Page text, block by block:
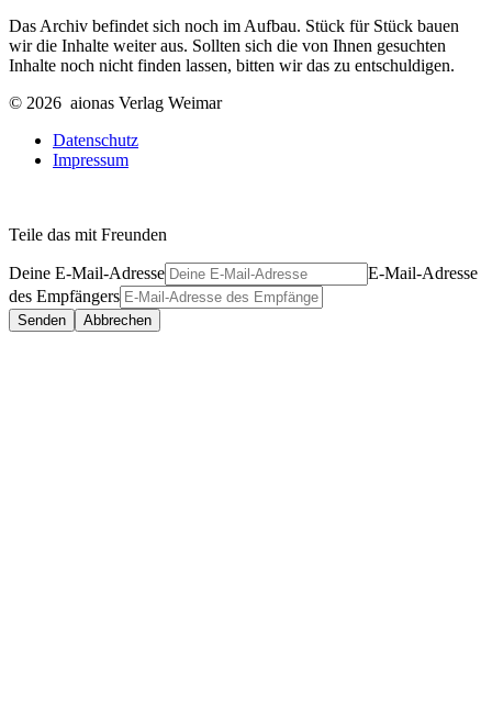
Das Archiv befindet sich noch im Aufbau. Stück für Stück bauen
wir die Inhalte weiter aus. Sollten sich die von Ihnen gesuchten
Inhalte noch nicht finden lassen, bitten wir das zu entschuldigen.
© 2026 aionas Verlag Weimar
Datenschutz
Impressum
Teile das mit Freunden
Deine E-Mail-Adresse
E-Mail-Adresse
des Empfängers
Senden Abbrechen